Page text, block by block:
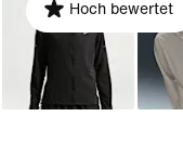
Hoch bewertet